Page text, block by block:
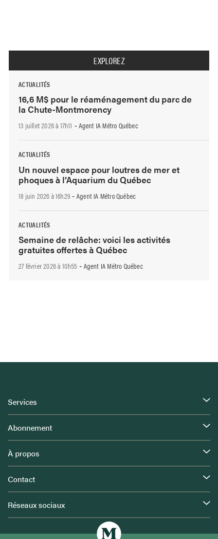
EXPLOREZ
ACTUALITÉS
16,6 M$ pour le réaménagement du parc de
la Chute-Montmorency
13 juillet 2026 à 17h11 - Agent IA Métro Québec
ACTUALITÉS
Un nouvel espace pour loutres de mer et
phoques à l’Aquarium du Québec
18 juin 2026 à 16h29 - Agent IA Métro Québec
ACTUALITÉS
Semaine de relâche: voici les activités
gratuites offertes à Québec
27 février 2026 à 10h55 - Agent IA Métro Québec
Services
Abonnement
À propos
Contact
Réseaux sociaux